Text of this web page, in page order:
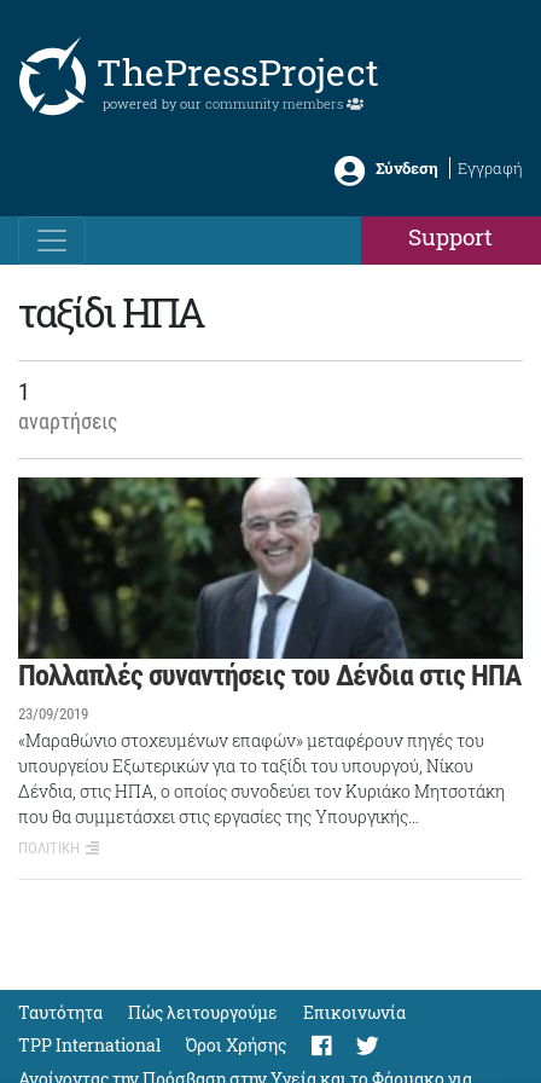
ThePressProject
powered by our community members
Σύνδεση Εγγραφή
Support
ταξίδι ΗΠΑ
1
αναρτήσεις
Πολλαπλές συναντήσεις του Δένδια στις ΗΠΑ
23/09/2019
«Μαραθώνιο στοχευμένων επαφών» μεταφέρουν πηγές του
υπουργείου Εξωτερικών για το ταξίδι του υπουργού, Νίκου
Δένδια, στις ΗΠΑ, ο οποίος συνοδεύει τον Κυριάκο Μητσοτάκη
που θα συμμετάσχει στις εργασίες της Υπουργικής…
ΠΟΛΙΤΙΚΗ
Ταυτότητα Πώς λειτουργούμε
Eπικοινωνία
TPP International
Όροι Χρήσης